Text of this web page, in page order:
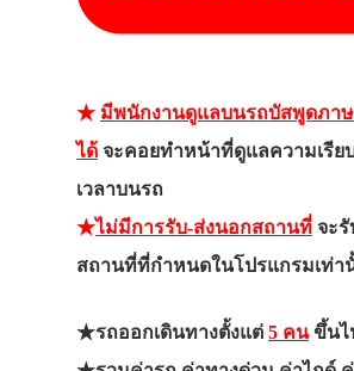
★ มีพนักงานดูแลบนรถบัสพูดภา
ได้ จะคอยทำหน้าที่ดูแลความเรีย
เวลาบนรถ
★ไม่มีการรับ-ส่งนอกสถานที่ จะรั
สถานที่ที่กำหนดในโปรแกรมเท่า
★รถออกเดินทางตั้งแต่ 5 คนขึ้นไ